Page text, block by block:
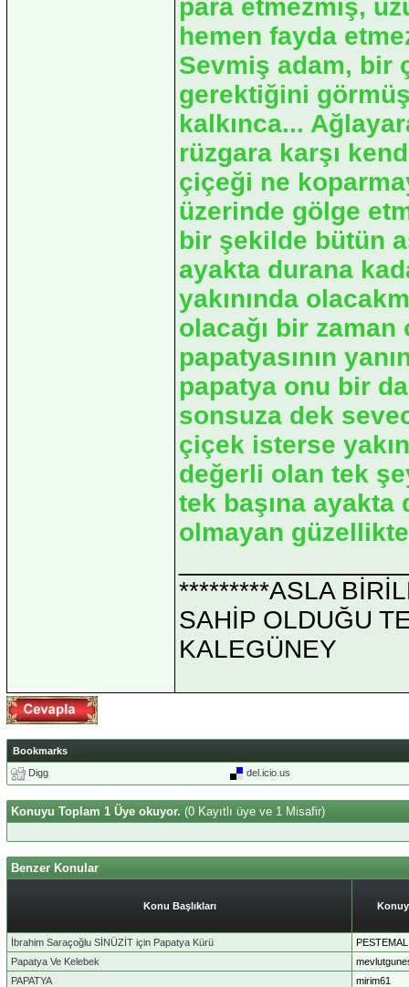
para etmezmiş,
hemen fayda
Sevmiş adam, bir
gerektiğini
kalkınca...
rüzgara karşı
çiçeği ne
üzerinde gölge
bir şekilde bütün
ayakta durana
yakınında
olacağı bir
papatyasının
papatya onu bir
sonsuza dek
çiçek isterse
değerli olan tek
tek başına ayakta
olmayan
*********ASLA
SAHİP OLDUĞU
KALEGÜNEY
Bookmarks
Digg
del.icio.us
Konuyu Toplam 1 Üye okuyor. (0 Kayıtlı üye ve 1 Misafir)
Benzer Konular
Konu Başlıkları
İbrahim Saraçoğlu SİNÜZİT için Papatya Kürü
PESTEMAL
Papatya Ve Kelebek
PAPATYA
mirim61